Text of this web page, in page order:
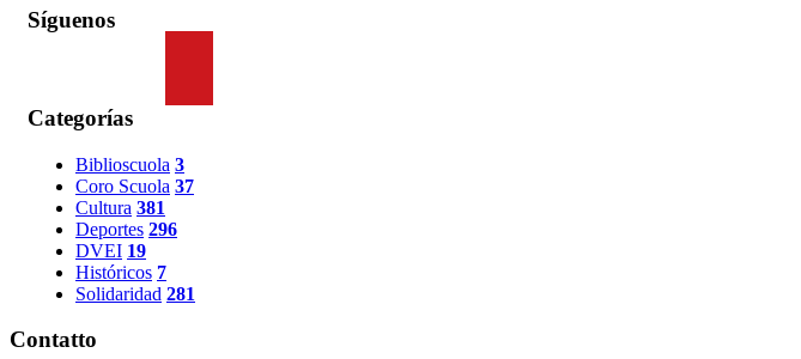
Síguenos
Categorías
Biblioscuola 3
Coro Scuola 37
Cultura 381
Deportes 296
DVEI 19
Históricos 7
Solidaridad 281
Contatto